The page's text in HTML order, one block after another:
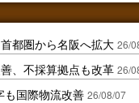
都圏から名阪へ拡大 26/
、不採算拠点も改革 26/
も国際物流改善 26/08/07